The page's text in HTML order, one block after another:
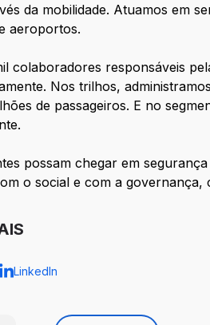
da mobilidade. Atuamos em
aeroportos.
colaboradores responsáveis
Nos trilhos,
de passageiros. E no
possam chegar em
o social e com a
LinkedIn